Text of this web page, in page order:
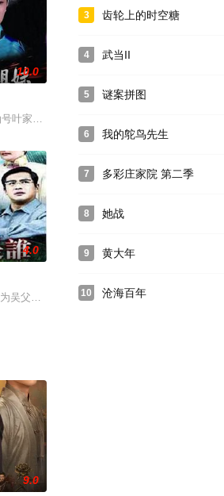
女儿手术结缘契约婚姻，历经误会与刁
誉传媒、光线传媒联合出品，@熊梓淇 @蔡
死亡。过失杀人的老疤受到了法律的惩罚，
10.0
叶家两个女儿紫萱与紫桐都自幼定亲，紫萱
男人的眼光却不行。好赌的丈夫为躲债
人追寻“中国梦”的故 事。
城》，讲述一个朴实善良的农村女孩“葵花”
4.0
吴父所领养，吴母认定慈惠是吴父在外的私
9.0
3 齿轮上的时空糖
4 武当II
5 谜案拼图
6 我的鸵鸟先生
7 多彩庄家院 第二季
8 她战
9 黄大年
10 沧海百年